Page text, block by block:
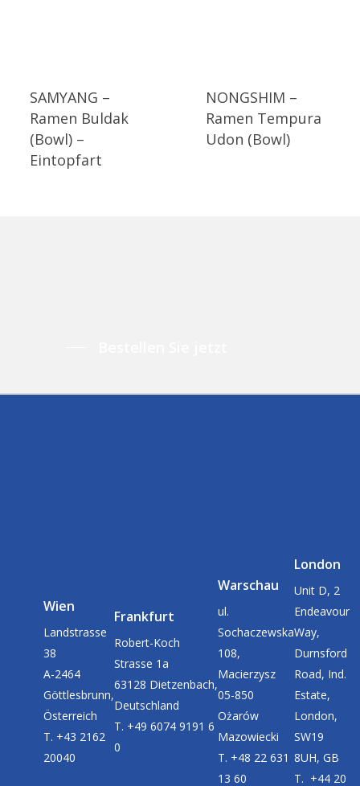
SAMYANG –
Ramen Buldak
(Bowl) –
Eintopfart
NONGSHIM –
Ramen Tempura
Udon (Bowl)
Wien
Landstrasse
38
A-2464
Göttlesbrunn,
Österreich
T. +43 2162
20040
Frankfurt
Robert-Koch
Strasse 1a
63128 Dietzenbach,
Deutschland
T. +49 6074 9191 6
0
Warschau
ul.
Sochaczewska
108,
Macierzysz
05-850
Ożarów
Mazowiecki
T. +48 22 631
13 60
London
Unit D, 2
Endeavour
Way,
Durnsford
Road, Ind.
Estate,
London,
SW19
8UH, GB
T. +44 20